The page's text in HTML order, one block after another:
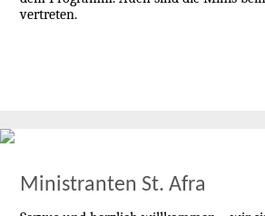
vertreten.
Ministranten St. Afra